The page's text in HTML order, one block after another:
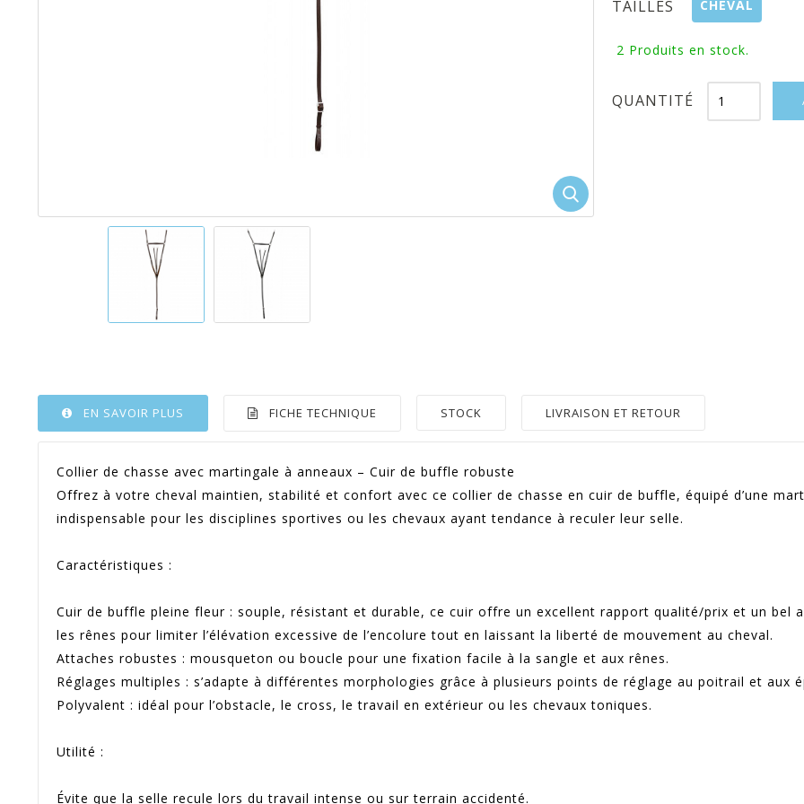
TAILLES CHEVAL
2 Produits en stock.
QUANTITÉ
EN SAVOIR PLUS FICHE TECHNIQUE STOCK LIVRAISON ET RETOUR
Collier de chasse avec martingale à anneaux – Cuir de buffle robuste
Offrez à votre cheval maintien, stabilité et confort avec ce collier de chasse en cuir de buffle, équipé d’une
indispensable pour les disciplines sportives ou les chevaux ayant tendance à reculer leur selle.
Caractéristiques :
Cuir de buffle pleine fleur : souple, résistant et durable, ce cuir offre un excellent rapport qualité/prix et un bel
les rênes pour limiter l’élévation excessive de l’encolure tout en laissant la liberté de mouvement au cheval.
Attaches robustes : mousqueton ou boucle pour une fixation facile à la sangle et aux rênes.
Réglages multiples : s’adapte à différentes morphologies grâce à plusieurs points de réglage au poitrail et aux
Polyvalent : idéal pour l’obstacle, le cross, le travail en extérieur ou les chevaux toniques.
Utilité :
Évite que la selle recule lors du travail intense ou sur terrain accidenté.